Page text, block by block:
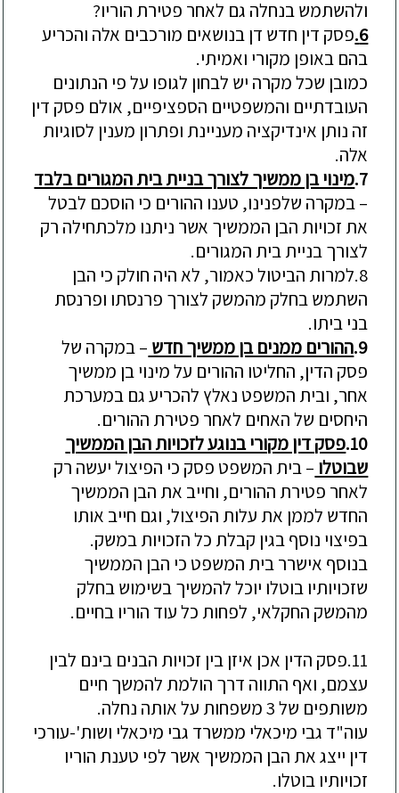
ולהשתמש בנחלה גם לאחר פטירת הוריו?
6. פסק דין חדש דן בנושאים מורכבים אלה והכריע
בהם באופן מקורי ואמיתי.
כמובן שכל מקרה יש לבחון לגופו על פי הנתונים
העובדתיים והמשפטיים הספציפיים, אולם פסק דין
זה נותן אינדיקציה מעניינת ופתרון מענין לסוגיות
אלה.
7. מינוי בן ממשיך לצורך בניית בית המגורים בלבד
–במקרה שלפנינו, טענו ההורים כי הוסכם לבטל
את זכויות הבן הממשיך אשר ניתנו מלכתחילה רק
לצורך בניית בית המגורים.
8. למרות הביטול כאמור, לא היה חולק כי הבן
השתמש בחלק מהמשק לצורך פרנסתו ופרנסת
בני ביתו.
9. ההורים ממנים בן ממשיך חדש –במקרה של
פסק הדין, החליטו ההורים על מינוי בן ממשיך
אחר, ובית המשפט נאלץ להכריע גם במערכת
היחסים של האחים לאחר פטירת ההורים.
10. פסק דין מקורי בנוגע לזכויות הבן הממשיך
שבוטלו –בית המשפט פסק כי הפיצול יעשה רק
לאחר פטירת ההורים, וחייב את הבן הממשיך
החדש לממן את עלות הפיצול, וגם חייב אותו
בפיצוי נוסף בגין קבלת כל הזכויות במשק.
בנוסף אישרר בית המשפט כי הבן הממשיך
שזכויותיו בוטלו יוכל להמשיך בשימוש בחלק
מהמשק החקלאי, לפחות כל עוד הוריו בחיים.
11. פסק הדין אכן איזן בין זכויות הבנים בינם לבין
עצמם, ואף התווה דרך הולמת להמשך חיים
משותפים של 3 משפחות על אותה נחלה.
עוה"ד גבי מיכאלי ממשרד גבי מיכאלי ושות'-עורכי
דין ייצג את הבן הממשיך אשר לפי טענת הוריו
זכויותיו בוטלו.